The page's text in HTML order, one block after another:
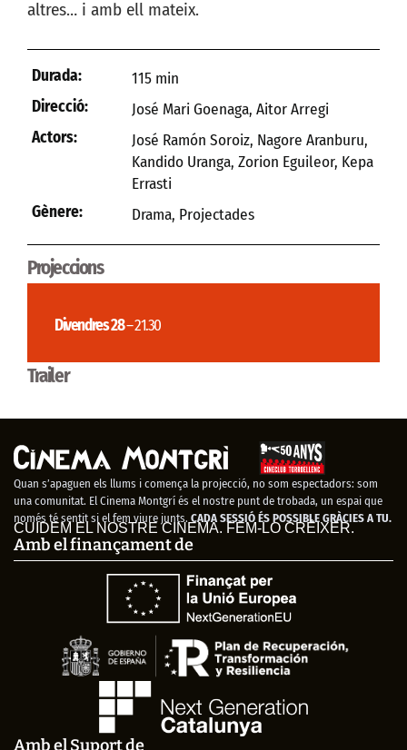
altres… i amb ell mateix.
Durada:
115 min
Direcció:
José Mari Goenaga, Aitor Arregi
Actors:
José Ramón Soroiz, Nagore Aranburu,
Kandido Uranga, Zorion Eguileor, Kepa
Errasti
Gènere:
Drama, Projectades
Projeccions
Divendres 28– 21.30
Trailer
Quan s’apaguen els llums i comença la projecció, no som espectadors: som
una comunitat. El Cinema Montgrí és el nostre punt de trobada, un espai que
només té sentit si el fem viure junts. CADA SESSIÓ ÉS POSSIBLE GRÀCIES A TU.
CUIDEM EL NOSTRE CINEMA. FEM-LO CRÉIXER.
Amb el finançament de
Amb el Suport de